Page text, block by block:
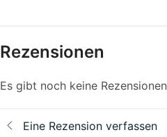
Rezensionen
Es gibt noch keine Rezensionen
Eine Rezension verfassen